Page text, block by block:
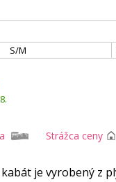
S/M
Strážca ceny
je vyrobený z